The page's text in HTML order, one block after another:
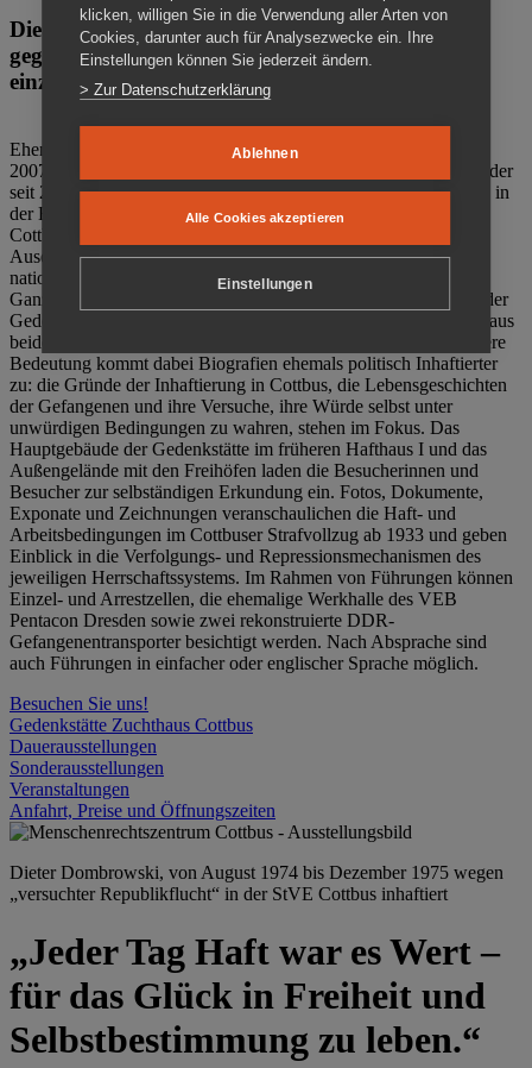
Die Gedenkstätte Zuchthaus Cottbus ist ein Ort
gegen das Vergessen. Anschaulich, nah und
einzigartig.
Ehemalige politische Häftlinge der DDR gründeten im Oktober
2007 den Verein Menschenrechtszentrum Cottbus e. V. (MRZ), der
seit 2011 Eigentümer des ehemaligen Gefängnisses (1860-2002) in
der Bautzener Straße und Träger der Gedenkstätte Zuchthaus
Cottbus ist. Im Zentrum der Arbeit der Gedenkstätte steht die
Auseinandersetzung mit politischem Unrecht während der
nationalsozialistischen Terrorherrschaft und der SED-Diktatur.
Ganzjährig zeigen mehrere Dauer- und Sonderausstellungen in der
Gedenkstätte Zuchthaus Cottbus Beispiele politischen Unrechts aus
beiden deutschen Diktaturen des 20. Jahrhunderts. Eine besondere
Bedeutung kommt dabei Biografien ehemals politisch Inhaftierter
zu: die Gründe der Inhaftierung in Cottbus, die Lebensgeschichten
der Gefangenen und ihre Versuche, ihre Würde selbst unter
unwürdigen Bedingungen zu wahren, stehen im Fokus. Das
Hauptgebäude der Gedenkstätte im früheren Hafthaus I und das
Außengelände mit den Freihöfen laden die Besucherinnen und
Besucher zur selbständigen Erkundung ein. Fotos, Dokumente,
Exponate und Zeichnungen veranschaulichen die Haft- und
Arbeitsbedingungen im Cottbuser Strafvollzug ab 1933 und geben
Einblick in die Verfolgungs- und Repressionsmechanismen des
jeweiligen Herrschaftssystems. Im Rahmen von Führungen können
Einzel- und Arrestzellen, die ehemalige Werkhalle des VEB
Pentacon Dresden sowie zwei rekonstruierte DDR-
Gefangenentransporter besichtigt werden. Nach Absprache sind
auch Führungen in einfacher oder englischer Sprache möglich.
Besuchen Sie uns!
Gedenkstätte Zuchthaus Cottbus
Dauerausstellungen
Sonderausstellungen
Veranstaltungen
Anfahrt, Preise und Öffnungszeiten
Dieter Dombrowski, von August 1974 bis Dezember 1975 wegen
„versuchter Republikflucht“ in der StVE Cottbus inhaftiert
„Jeder Tag Haft war es Wert –
für das Glück in Freiheit und
Selbstbestimmung zu leben.“
klicken, willigen Sie in die Verwendung aller Arten von
Cookies, darunter auch für Analysezwecke ein. Ihre
Einstellungen können Sie jederzeit ändern.
> Zur Datenschutzerklärung
Ablehnen
Alle Cookies akzeptieren
Einstellungen